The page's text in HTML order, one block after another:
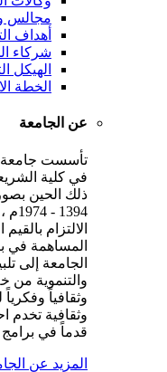
مجالس
أهداف
شركاء
الهيكل
الخطة
عن الجامعة
تأسست جامعة
ذلك الحين
الالتزام
المساهمة في
الجامعة إلى
والتنموية من
وثقافياً
وثقافية تخدم
قدماً في برامج
المزيد عن